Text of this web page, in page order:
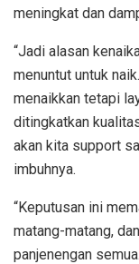
meningkat dan
“Jadi alasan
menuntut untuk
menaikkan tetapi
ditingkatkan
akan kita support
imbuhnya.
“Keputusan ini
matang-matang,
panjenengan